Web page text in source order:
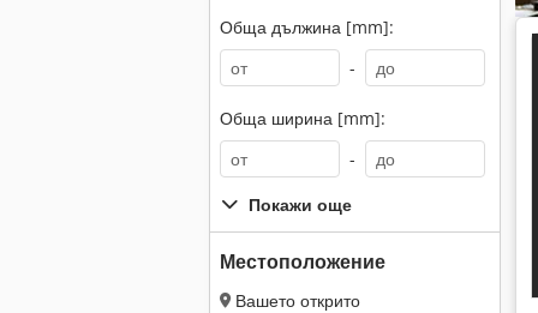
Обща дължина [mm]:
-
Обща ширина [mm]:
-
Покажи още
Местоположение
Вашето открито